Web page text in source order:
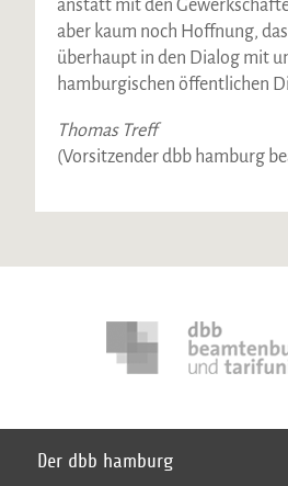
anstatt mit den
aber kaum noch Hoffnung,
überhaupt in den Dialog mit
hamburgischen öffentlichen
Thomas Treff
(Vorsitzender dbb hamburg
Der dbb hamburg